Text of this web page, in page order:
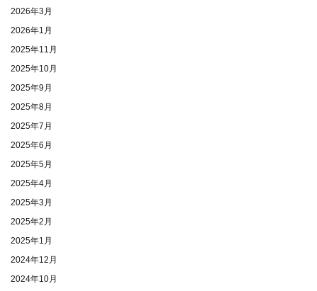
2026年3月
2026年1月
2025年11月
2025年10月
2025年9月
2025年8月
2025年7月
2025年6月
2025年5月
2025年4月
2025年3月
2025年2月
2025年1月
2024年12月
2024年10月